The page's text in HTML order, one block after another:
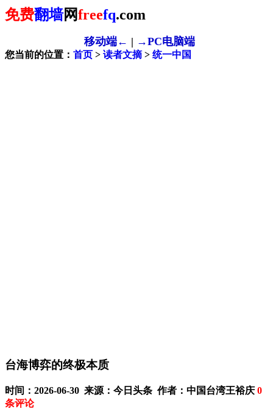
免费翻墙网freefq.com
移动端← | →PC电脑端
您当前的位置： 首页 > 读者文摘> 统一中国
台海博弈的终极本质
时间：2026-06-30 来源：今日头条 作者：中国台湾王裕庆 0
条评论